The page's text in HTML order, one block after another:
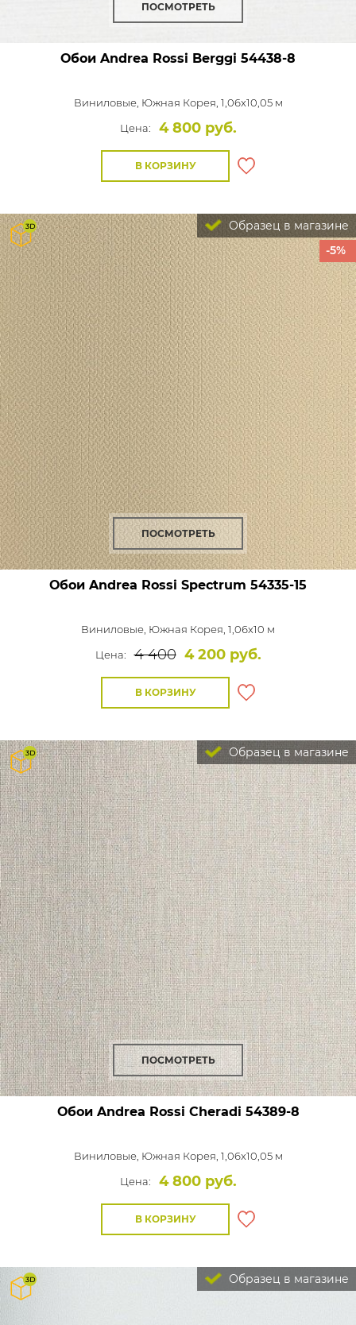
ПОСМОТРЕТЬ
Обои Andrea Rossi Berggi 54438-8
Виниловые, Южная Корея, 1,06x10,05 м
Цена:
4 800 руб.
В КОРЗИНУ
Образец в магазине
-5%
ПОСМОТРЕТЬ
Обои Andrea Rossi Spectrum 54335-15
Виниловые, Южная Корея, 1,06x10 м
Цена:
4 400 4 200 руб.
В КОРЗИНУ
Образец в магазине
ПОСМОТРЕТЬ
Обои Andrea Rossi Cheradi 54389-8
Виниловые, Южная Корея, 1,06x10,05 м
Цена:
4 800 руб.
В КОРЗИНУ
Образец в магазине